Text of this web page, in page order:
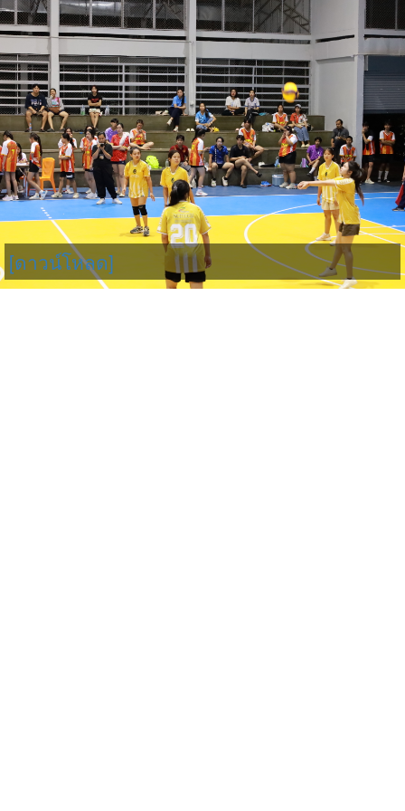
[ดาวน์โหลด]